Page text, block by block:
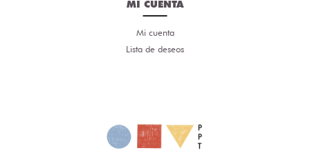
MI CUENTA
Mi cuenta
Lista de deseos